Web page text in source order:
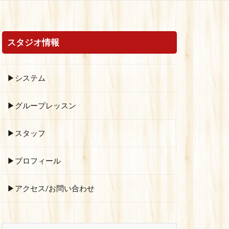
スタジオ情報
▶システム
▶グループレッスン
▶スタッフ
▶プロフィール
▶アクセス/お問い合わせ